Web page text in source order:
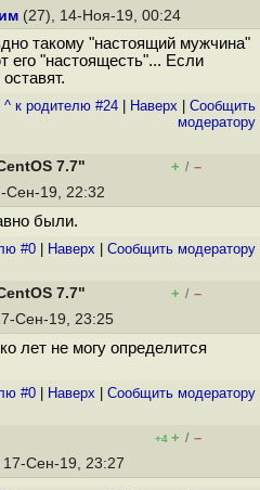
(27), 14-Ноя-19, 00:24
такому "настоящий мужчина"
его "настоящесть"... Если
^ к родителю #24 Наверх
Cообщить
модератору
7.7" + / –
Сен-19, 22:32
были.
#0 Наверх Cообщить модератору
7.7" + / –
Сен-19, 23:25
лет не могу определится
#0 Наверх Cообщить модератору
+4 + / –
17-Сен-19, 23:27